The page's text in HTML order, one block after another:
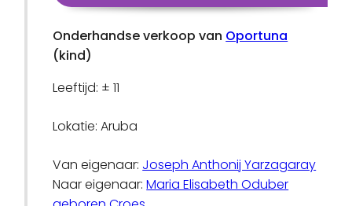
Onderhandse verkoop van Oportuna
(kind)
Leeftijd: ± 11
Lokatie: Aruba
Van eigenaar: Joseph Anthonij Yarzagaray
Naar eigenaar:Maria Elisabeth Oduber